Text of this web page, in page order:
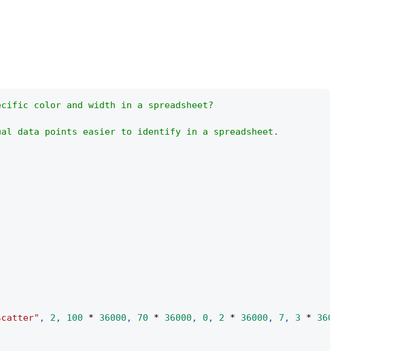
color and width in a spreadsheet?
data points easier to identify in a spreadsheet.
, 2 , 100 * 36000 , 70 * 36000 , 0 , 2 * 36000 , 7 , 3 * 36000